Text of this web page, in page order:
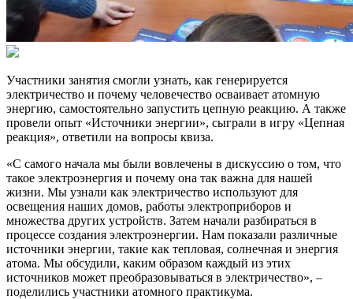
Участники занятия смогли узнать, как генерируется
электричество и почему человечество осваивает атомную
энергию, самостоятельно запустить цепную реакцию. А также
провели опыт «Источники энергии», сыграли в игру «Цепная
реакция», ответили на вопросы квиза.
«С самого начала мы были вовлечены в дискуссию о том, что
такое электроэнергия и почему она так важна для нашей
жизни. Мы узнали как электричество используют для
освещения наших домов, работы электроприборов и
множества других устройств. Затем начали разбираться в
процессе создания электроэнергии. Нам показали различные
источники энергии, такие как тепловая, солнечная и энергия
атома. Мы обсудили, каким образом каждый из этих
источников может преобразовываться в электричество», –
поделились участники атомного практикума.